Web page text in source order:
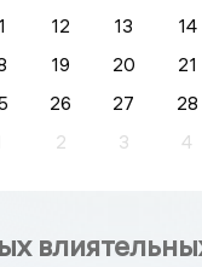
12 13 14
19 20 21
26 27 28
2 3 4